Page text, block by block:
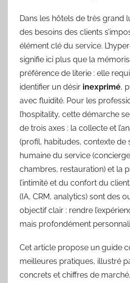
Dans les hôtels de très grand
des besoins des clients
élément clé du service.
signifie ici plus que la
préférence de literie : elle
identifier un désir inexprimé,
avec fluidité. Pour les
l’hospitality, cette démarche
de trois axes : la collecte et
(profil, habitudes, contexte de
humaine du service
chambres, restauration) et la
l’intimité et du confort du
(IA, CRM, analytics) sont des
objectif clair : rendre
mais profondément
Cet article propose un guide
meilleures pratiques, illustré
concrets et chiffres de